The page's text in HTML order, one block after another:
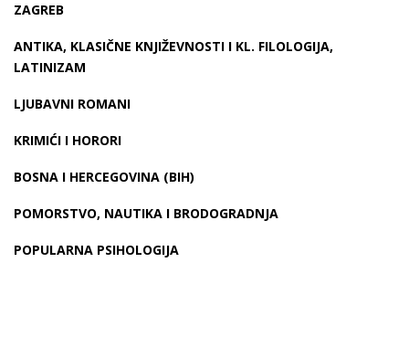
ZAGREB
ANTIKA, KLASIČNE KNJIŽEVNOSTI I KL. FILOLOGIJA,
LATINIZAM
LJUBAVNI ROMANI
KRIMIĆI I HORORI
BOSNA I HERCEGOVINA (BIH)
POMORSTVO, NAUTIKA I BRODOGRADNJA
POPULARNA PSIHOLOGIJA